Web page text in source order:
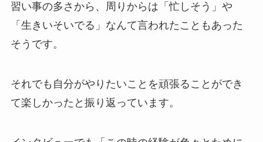
習い事の多さから、周りからは「忙しそう」や
「生きいそいでる」なんて言われたこともあった
そうです。
それでも自分がやりたいことを頑張ることができ
て楽しかったと振り返っています。